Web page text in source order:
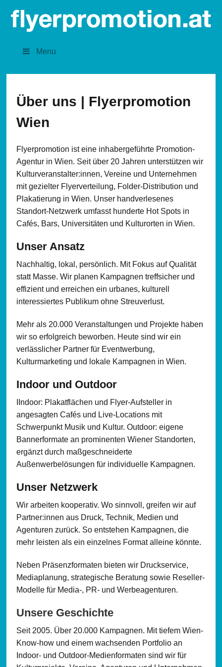
Menu
Über uns | Flyerpromotion
Wien
Flyerpromotion ist eine inhabergeführte Promotion-
Agentur in Wien. Seit über 20 Jahren unterstützen wir
Kulturveranstalter:innen, Vereine und Unternehmen
mit gezielter Flyerverteilung, Folder-Distribution und
Plakatierung in Wien. Unser handverlesenes
Standort-Netzwerk umfasst hunderte Hot Spots in
Cafés, Bars, Universitäten und Kulturorten in Wien.
Unser Ansatz
Nachhaltig, lokal, persönlich. Mit Fokus auf Qualität
statt Masse.Wir planen Kampagnen treffsicher und
effizient und erreichen ein urbanes, kulturell
interessiertes Publikum ohne Streuverlust.
Mehr als 20.000 Veranstaltungen und Projekte haben
wir so erfolgreich beworben. Heute sind wir ein
verlässlicher Partner für Eventwerbung,
Kulturmarketing und lokale Kampagnen in Wien.
Indoor und Outdoor
IIndoor: Plakatflächen und Flyer-Aufsteller in
angesagten Cafés und Live-Locations mit
Schwerpunkt Musik und Kultur. Outdoor: eigene
Bannerformate an prominenten Wiener Standorten,
ergänzt durch maßgeschneiderte
Außenwerbelösungen für individuelle Kampagnen.
Unser Netzwerk
Wir arbeiten kooperativ. Wo sinnvoll, greifen wir auf
Partner:innen aus Druck, Technik, Medien und
Agenturen zurück. So entstehen Kampagnen, die
mehr leisten als ein einzelnes Format alleine könnte.
Neben Präsenzformaten bieten wir Druckservice,
Mediaplanung, strategische Beratung sowie Reseller-
Modelle für Media-, PR- und Werbeagenturen.
Unsere Geschichte
Seit 2005. Über 20.000 Kampagnen. Mit tiefem Wien-
Know-how und einem wachsenden Portfolio an
Indoor- und Outdoor-Medienformaten sind wir für